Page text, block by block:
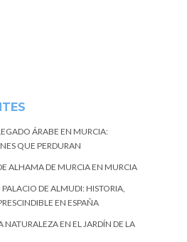
ÁRABE EN MURCIA:
QUE PERDURAN
ALHAMA DE MURCIA EN MURCIA
DE ALMUDI: HISTORIA,
EN ESPAÑA
NATURALEZA EN EL JARDÍN DE LA